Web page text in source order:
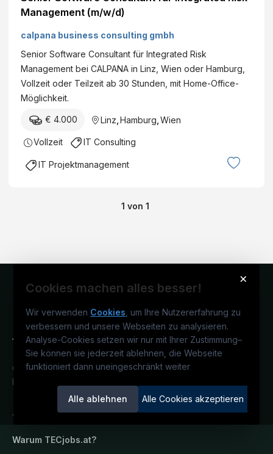
Management (m/w/d)
calpana business consulting gmbh
Senior Software Consultant für Integrated Risk
Management bei CALPANA in Linz, Wien oder Hamburg,
Vollzeit oder Teilzeit ab 30 Stunden, mit Home-Office-
Möglichkeit.
€ 4.000 Linz Hamburg Wien
Vollzeit IT Consulting
IT Projektmanagement
1 von 1
×
Cookies machen alles besser!
Wir verwenden Cookies , um Ihre Nutzererfahrung zu
verbessern und unsere Webseiten zu analysieren.
Analyse-Cookies setzen wir nur mit Ihrer Zustimmung–
Sie können sie jederzeit ablehnen, die Webseite
funktioniert dann uneingeschränkt weiter
Alle ablehnen Alle Cookies akzeptieren
Österreichs technisches Karriereportal.
Ein Service der candidatis GmbH.
TECjobs.at
Warum TECjobs.at?